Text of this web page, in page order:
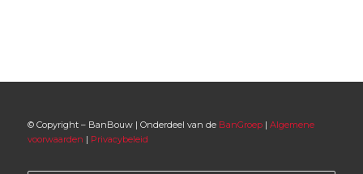
© Copyright – BanBouw | Onderdeel van de BanGroep| Algemene
voorwaarden | Privacybeleid